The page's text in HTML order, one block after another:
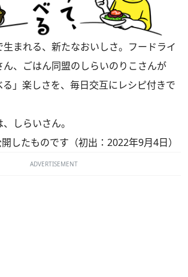
まれる、新たなおいしさ。フードライ
ん、ごはん同盟のしらいのりこさんが
る」楽しさを、毎日交互にレシピ付きで
しらいさん。
したものです（初出：2022年9月4日）
ADVERTISEMENT